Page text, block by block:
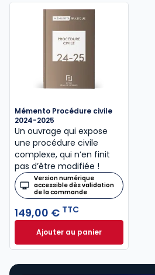
Mémento Procédure civile
2024-2025
Un ouvrage qui expose
une procédure civile
complexe, qui n’en finit
pas d’être modifiée !
Version numérique
accessible dès validation
de la commande
149,00 € TTC
Ajouter au panierMémento Procédure